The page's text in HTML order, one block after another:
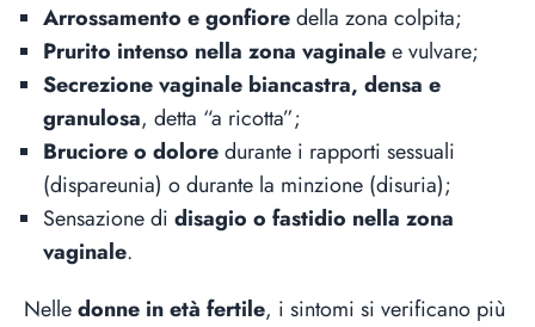
Arrossamento e gonfioredella zona colpita;
Prurito intenso nella zona vaginalee vulvare;
Secrezione vaginale biancastra, densa e
granulosa, detta “a ricotta”;
Bruciore o doloredurante i rapporti sessuali
(dispareunia) o durante la minzione (disuria);
Sensazione di disagio o fastidio nella zona
vaginale.
Nelledonne in età fertile, i sintomi si verificano più